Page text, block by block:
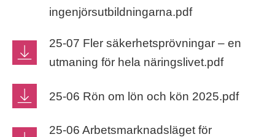
ingenjörsutbildningarna.pdf
25-07 Fler säkerhetsprövningar – en
utmaning för hela näringslivet.pdf
25-06 Rön om lön och kön 2025.pdf
25-06 Arbetsmarknadsläget för